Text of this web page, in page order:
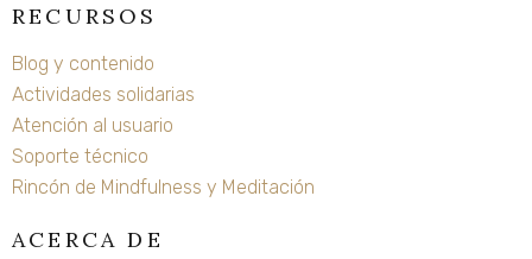
RECURSOS
Blog y contenido
Actividades solidarias
Atención al usuario
Soporte técnico
Rincón de Mindfulness y Meditación
ACERCA DE